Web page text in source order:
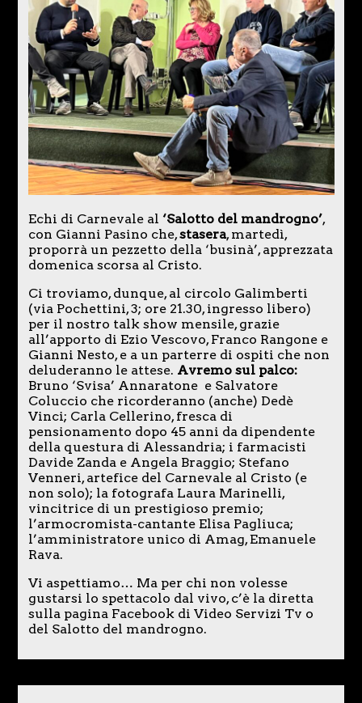
Echi di Carnevale al ‘Salotto del mandrogno’,
con Gianni Pasino che,stasera, martedì,
proporrà un pezzetto della ‘businà’, apprezzata
domenica scorsa al Cristo.
Ci troviamo, dunque, al circolo Galimberti
(via Pochettini, 3; ore 21.30, ingresso libero)
per il nostro talk show mensile, grazie
all’apporto di Ezio Vescovo, Franco Rangone e
Gianni Nesto, e a un parterre di ospiti che non
deluderanno le attese. Avremo sul palco:
Bruno ‘Svisa’ Annaratone e Salvatore
Coluccio che ricorderanno (anche) Dedè
Vinci; Carla Cellerino, fresca di
pensionamento dopo 45 anni da dipendente
della questura di Alessandria; i farmacisti
Davide Zanda e Angela Braggio; Stefano
Venneri, artefice del Carnevale al Cristo (e
non solo); la fotografa Laura Marinelli,
vincitrice di un prestigioso premio;
l’armocromista-cantante Elisa Pagliuca;
l’amministratore unico di Amag, Emanuele
Rava.
Vi aspettiamo… Ma per chi non volesse
gustarsi lo spettacolo dal vivo, c’è la diretta
sulla pagina Facebook di Video Servizi Tv o
del Salotto del mandrogno.